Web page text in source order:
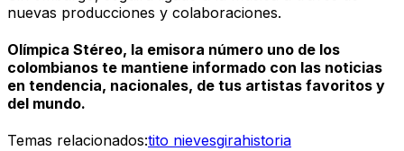
nuevas producciones y colaboraciones.
Olímpica Stéreo, la emisora número uno de los
colombianos te mantiene informado con las noticias
en tendencia, nacionales, de tus artistas favoritos y
del mundo.
Temas relacionados:tito nievesgirahistoria